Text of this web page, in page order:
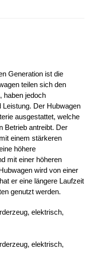
Generation ist die
teilen sich den
haben jedoch
Der Hubwagen
ausgestattet, welche
Betrieb antreibt. Der
einem stärkeren
höhere
mit einer höheren
wird von einer
er eine längere Laufzeit
genutzt werden.